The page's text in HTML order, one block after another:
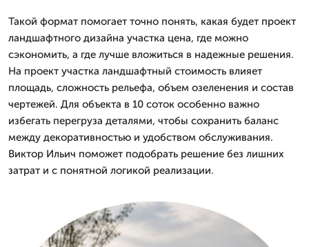
Такой формат помогает точно понять, какая будет проект
ландшафтного дизайна участка цена, где можно
сэкономить, а где лучше вложиться в надежные решения.
На проект участка ландшафтный стоимость влияет
площадь, сложность рельефа, объем озеленения и состав
чертежей. Для объекта в 10 соток особенно важно
избегать перегруза деталями, чтобы сохранить баланс
между декоративностью и удобством обслуживания.
Виктор Ильич поможет подобрать решение без лишних
затрат и с понятной логикой реализации.